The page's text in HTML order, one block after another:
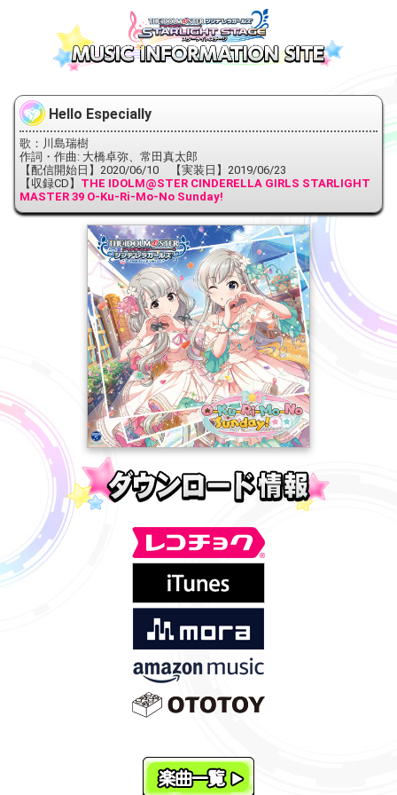
Hello Especially
歌：川島瑞樹
作詞・作曲: 大橋卓弥、常田真太郎
【配信開始日】2020/06/10 【実装日】2019/06/23
【収録CD】 THE IDOLM@STER CINDERELLA GIRLS STARLIGHT
MASTER 39 O-Ku-Ri-Mo-No Sunday!